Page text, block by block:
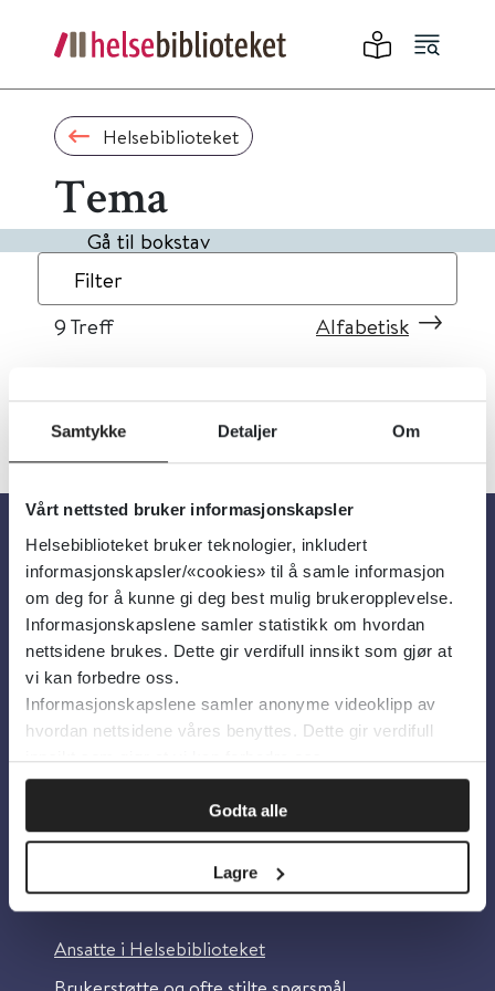
Samtykke Detaljer Om
Vårt nettsted bruker informasjonskapsler
Helsebiblioteket bruker teknologier, inkludert
informasjonskapsler/«cookies» til å samle informasjon
om deg for å kunne gi deg best mulig brukeropplevelse.
Informasjonskapslene samler statistikk om hvordan
nettsidene brukes. Dette gir verdifull innsikt som gjør at
vi kan forbedre oss.
Informasjonskapslene samler anonyme videoklipp av
hvordan nettsidene våres benyttes. Dette gir verdifull
innsikt som gjør at vi kan forbedre oss.
Godta alle
Lagre
Helsebiblioteket
Tema
Gå til bokstav
Filter
9 Treff Alfabetisk
Om oss
Om Helsebiblioteket
Personvern og informasjonskapsler
Tilgjengelighetserklæring
Information in English
Ansatte i Helsebiblioteket